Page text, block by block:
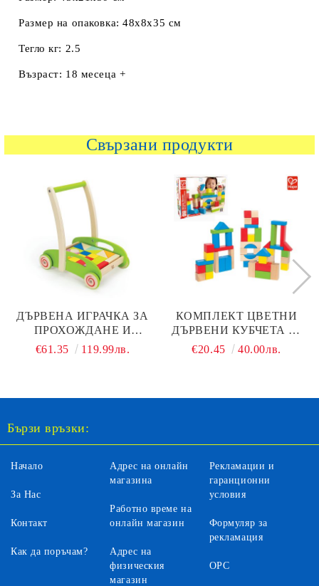
Размер на опаковка: 48x8x35 см
Тегло кг: 2.5
Възраст: 18 месеца +
Свързани продукти
ДЪРВЕНА ИГРАЧКА ЗА
ПРОХОЖДАНЕ И
СТРОИТЕЛ 2 В 1 HAPE -
€61.35 119.99лв.
КОМПЛЕКТ ЦВЕТНИ
ДЪРВЕНИ КУБЧЕТА 50
БРОЯ HAPE H0409
€20.45 40.00лв.
Бързи връзки:
Начало
За Нас
Контакт
Как да поръчам?
Адрес на онлайн
магазина
Работно време на
онлайн магазин
Адрес на
физическия
магазин
Рекламации и
гаранционни
условия
Формуляр за
рекламация
ОРС